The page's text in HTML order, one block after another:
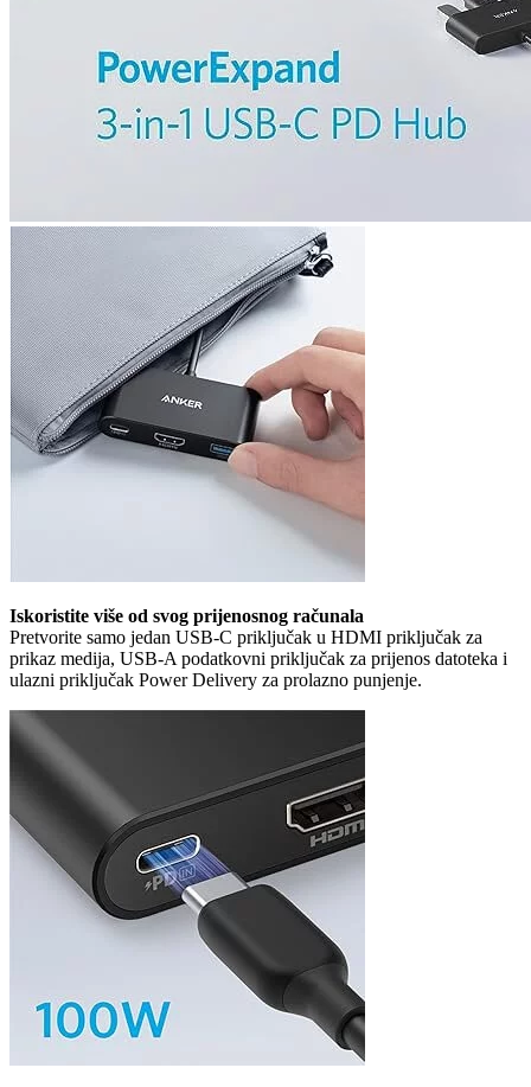
Iskoristite više od svog prijenosnog računala
Pretvorite samo jedan USB-C priključak u HDMI priključak za
prikaz medija, USB-A podatkovni priključak za prijenos datoteka i
ulazni priključak Power Delivery za prolazno punjenje.